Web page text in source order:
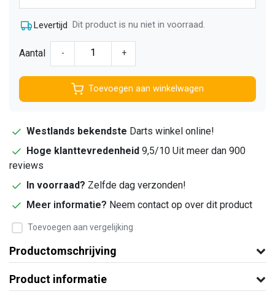
Levertijd Dit product is nu niet in voorraad.
Aantal - +
Toevoegen aan winkelwagen
Westlands bekendste Darts winkel online!
Hoge klanttevredenheid 9,5/10 Uit meer dan 900
reviews
In voorraad? Zelfde dag verzonden!
Meer informatie? Neem contact op over dit product
Toevoegen aan vergelijking
Productomschrijving
Product informatie